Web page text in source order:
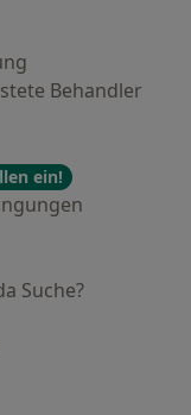
Behandler
ein!
Suche?